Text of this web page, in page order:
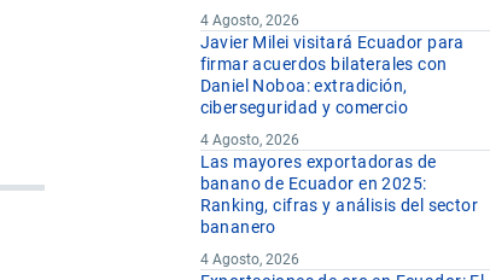
4 Agosto, 2026
Javier Milei visitará Ecuador para
firmar acuerdos bilaterales con
Daniel Noboa: extradición,
ciberseguridad y comercio
4 Agosto, 2026
Las mayores exportadoras de
banano de Ecuador en 2025:
Ranking, cifras y análisis del sector
bananero
4 Agosto, 2026